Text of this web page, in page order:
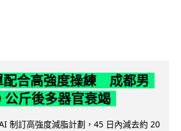
配合高強度操練 成都男
斤後多器官衰竭
制訂高強度減脂計劃，45 日內減去約 20